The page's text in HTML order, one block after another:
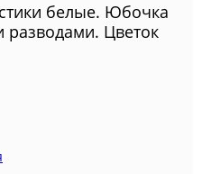
белые. Юбочка
Цветок